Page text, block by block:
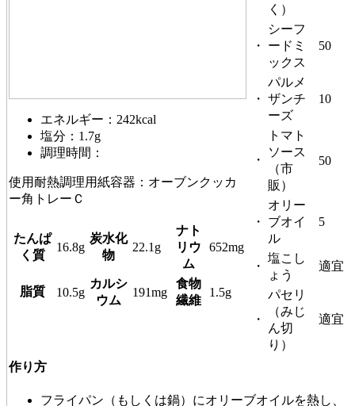
エネルギー：242kcal
塩分：1.7g
調理時間：
使用耐熱調理用紙容器：オーブンクッカ
ー角トレーＣ
たんぱ
く質
16.8g
炭水化
物
22.1g
ナト
リウ
ム
652mg
脂質 10.5g
カルシ
ウム
191mg
食物
繊維
1.5g
く）
・
シーフ
ードミ
ックス
50
・
パルメ
ザンチ
ーズ
10
・
トマト
ソース
（市
販）
50
・
オリー
ブオイ
ル
5
・
塩こし
ょう
適宜
・
パセリ
（みじ
ん切
り）
適宜
作り方
フライパン（もしくは鍋）にオリーブオイルを熱し、